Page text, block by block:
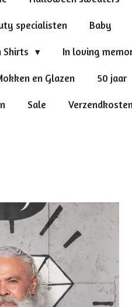
specialisten Baby
Shirts In loving
en Glazen 50 jaar
Sale Verzendkosten